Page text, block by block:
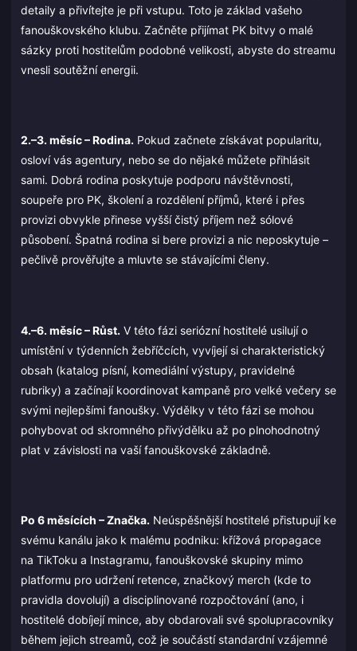
detaily a přivítejte je při vstupu. Toto je základ vašeho
fanouškovského klubu. Začněte přijímat PK bitvy o malé
sázky proti hostitelům podobné velikosti, abyste do streamu
vnesli soutěžní energii.
2.–3. měsíc – Rodina. Pokud začnete získávat popularitu,
osloví vás agentury, nebo se do nějaké můžete přihlásit
sami. Dobrá rodina poskytuje podporu návštěvnosti,
soupeře pro PK, školení a rozdělení příjmů, které i přes
provizi obvykle přinese vyšší čistý příjem než sólové
působení. Špatná rodina si bere provizi a nic neposkytuje –
pečlivě prověřujte a mluvte se stávajícími členy.
4.–6. měsíc – Růst. V této fázi seriózní hostitelé usilují o
umístění v týdenních žebříčcích, vyvíjejí si charakteristický
obsah (katalog písní, komediální výstupy, pravidelné
rubriky) a začínají koordinovat kampaně pro velké večery se
svými nejlepšími fanoušky. Výdělky v této fázi se mohou
pohybovat od skromného přivýdělku až po plnohodnotný
plat v závislosti na vaší fanouškovské základně.
Po 6 měsících – Značka. Neúspěšnější hostitelé přistupují ke
svému kanálu jako k malému podniku: křížová propagace
na TikToku a Instagramu, fanouškovské skupiny mimo
platformu pro udržení retence, značkový merch (kde to
pravidla dovolují) a disciplinované rozpočtování (ano, i
hostitelé dobíjejí mince, aby obdarovali své spolupracovníky
během jejich streamů, což je součástí standardní vzájemné